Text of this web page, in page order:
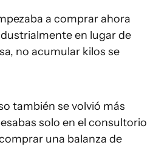
a comprar ahora
en lugar de
no acumular kilos se
también se volvió más
solo en el consultorio
una balanza de